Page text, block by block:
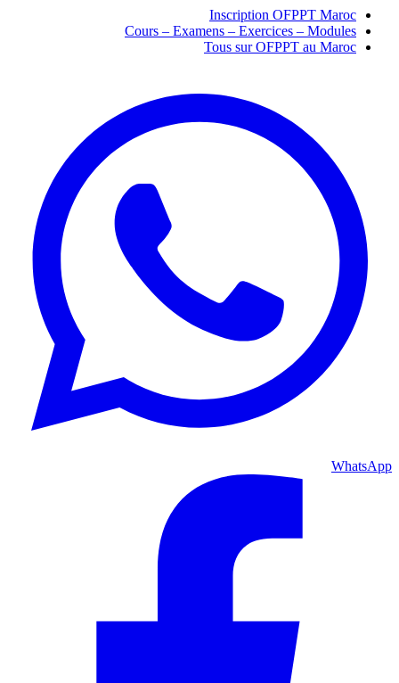
Inscription OFPPT Maroc
Cours – Examens – Exercices – Modules
Tous sur OFPPT au Maroc
WhatsApp